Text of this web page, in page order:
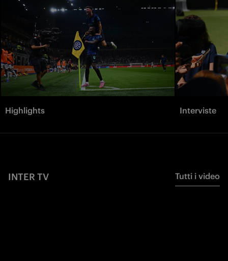
Highlights Interviste
INTER TV Tutti i video